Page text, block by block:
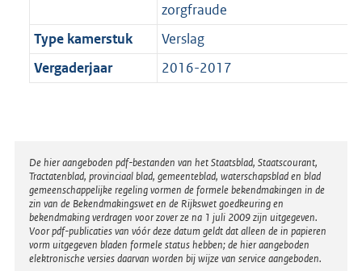
zorgfraude
Type kamerstuk
Verslag
Vergaderjaar
2016-2017
Disclaimer
De hier aangeboden pdf-bestanden van het Staatsblad, Staatscourant,
Tractatenblad, provinciaal blad, gemeenteblad, waterschapsblad en blad
gemeenschappelijke regeling vormen de formele bekendmakingen in de
zin van de Bekendmakingswet en de Rijkswet goedkeuring en
bekendmaking verdragen voor zover ze na 1 juli 2009 zijn uitgegeven.
Voor pdf-publicaties van vóór deze datum geldt dat alleen de in papieren
vorm uitgegeven bladen formele status hebben; de hier aangeboden
elektronische versies daarvan worden bij wijze van service aangeboden.